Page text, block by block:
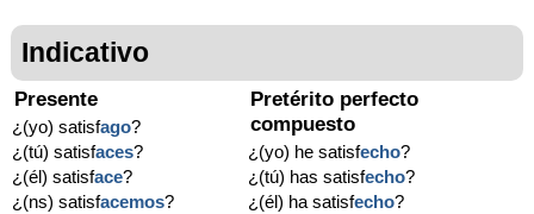
Indicativo
Presente
¿(yo) satisfago?
¿(tú) satisfaces?
¿(él) satisface?
¿(ns) satisfacemos?
Pretérito perfecto
compuesto
¿(yo) he satisfecho?
¿(tú) has satisfecho?
¿(él) ha satisfecho?